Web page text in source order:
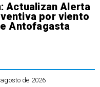
Actualizan Alerta
por viento
Antofagasta
de 2026